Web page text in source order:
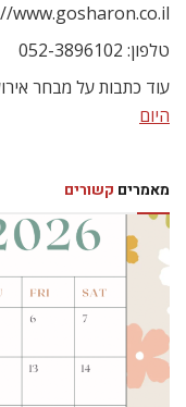
www.gosharon.co.il/
טלפון: 052-3896102
עוד כתבות על מבחר
היום
מאמרים קשורים